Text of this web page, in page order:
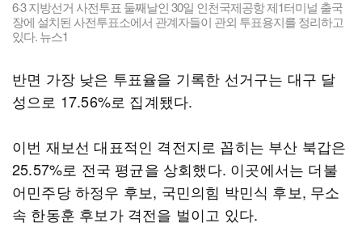
6·3 지방선거 사전투표 둘째날인 30일 인천국제공항 제1터미널 출국
장에 설치된 사전투표소에서 관계자들이 관외 투표용지를 정리하고
있다. 뉴스1
반면 가장 낮은 투표율을 기록한 선거구는 대구 달
성으로 17.56%로 집계됐다.
이번 재보선 대표적인 격전지로 꼽히는 부산 북갑은
25.57%로 전국 평균을 상회했다. 이곳에서는 더불
어민주당 하정우 후보, 국민의힘 박민식 후보, 무소
속 한동훈 후보가 격전을 벌이고 있다.